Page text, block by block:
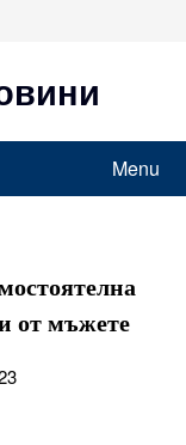
Menu
от мъжете